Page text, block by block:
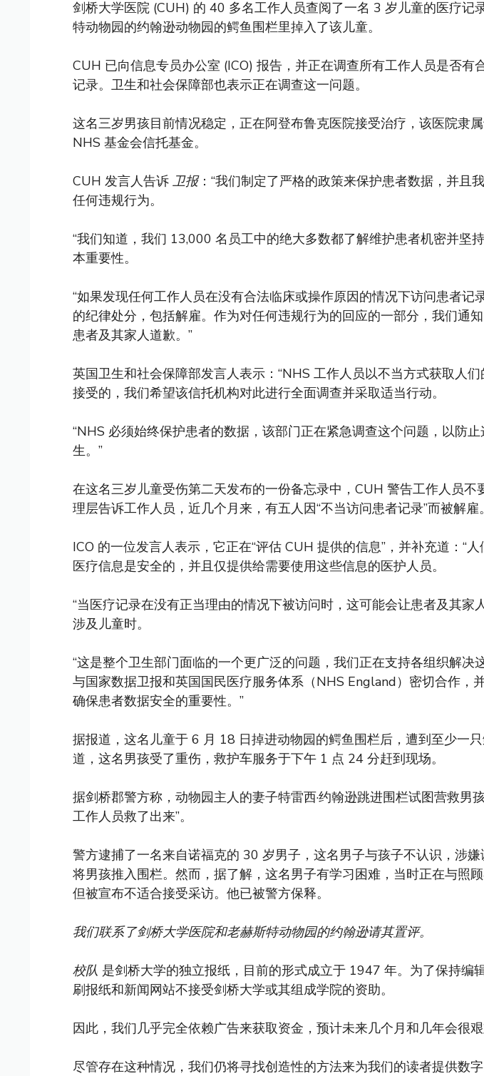
剑桥大学医院 (CUH) 的 40 多名工作人员查阅了一名 3 岁儿童的医疗记
特动物园的约翰逊动物园的鳄鱼围栏里掉入了该儿童。
CUH 已向信息专员办公室 (ICO) 报告，并正在调查所有工作人员是否有
记录。卫生和社会保障部也表示正在调查这一问题。
这名三岁男孩目前情况稳定，正在阿登布鲁克医院接受治疗，该医院隶
NHS 基金会信托基金。
CUH 发言人告诉 卫报：“我们制定了严格的政策来保护患者数据，并且
任何违规行为。
“我们知道，我们 13,000 名员工中的绝大多数都了解维护患者机密并坚
本重要性。
“如果发现任何工作人员在没有合法临床或操作原因的情况下访问患者记
的纪律处分，包括解雇。作为对任何违规行为的回应的一部分，我们通
患者及其家人道歉。”
英国卫生和社会保障部发言人表示：“NHS 工作人员以不当方式获取人
接受的，我们希望该信托机构对此进行全面调查并采取适当行动。
“NHS 必须始终保护患者的数据，该部门正在紧急调查这个问题，以防
生。”
在这名三岁儿童受伤第二天发布的一份备忘录中，CUH 警告工作人员不
理层告诉工作人员，近几个月来，有五人因“不当访问患者记录”而被解雇。
ICO 的一位发言人表示，它正在“评估 CUH 提供的信息”，并补充道：“
医疗信息是安全的，并且仅提供给需要使用这些信息的医护人员。
“当医疗记录在没有正当理由的情况下被访问时，这可能会让患者及其家
涉及儿童时。
“这是整个卫生部门面临的一个更广泛的问题，我们正在支持各组织解决
与国家数据卫报和英国国民医疗服务体系（NHS England）密切合作，
确保患者数据安全的重要性。”
据报道，这名儿童于 6 月 18 日掉进动物园的鳄鱼围栏后，遭到至少一
道，这名男孩受了重伤，救护车服务于下午 1 点 24 分赶到现场。
据剑桥郡警方称，动物园主人的妻子特雷西·约翰逊跳进围栏试图营救男
工作人员救了出来”。
警方逮捕了一名来自诺福克的 30 岁男子，这名男子与孩子不认识，涉
将男孩推入围栏。然而，据了解，这名男子有学习困难，当时正在与照
但被宣布不适合接受采访。他已被警方保释。
我们联系了剑桥大学医院和老赫斯特动物园的约翰逊请其置评。
校队 是剑桥大学的独立报纸，目前的形式成立于 1947 年。为了保持编
刷报纸和新闻网站不接受剑桥大学或其组成学院的资助。
因此，我们几乎完全依赖广告来获取资金，预计未来几个月和几年会很艰
尽管存在这种情况，我们仍将寻找创造性的方法来为我们的读者提供数